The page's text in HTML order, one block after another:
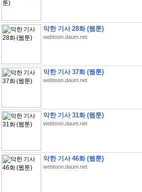
악한 기사 28화 (웹툰)
webtoon.daum.net
악한 기사 37화 (웹툰)
webtoon.daum.net
악한 기사 31화 (웹툰)
webtoon.daum.net
악한 기사 46화 (웹툰)
webtoon.daum.net